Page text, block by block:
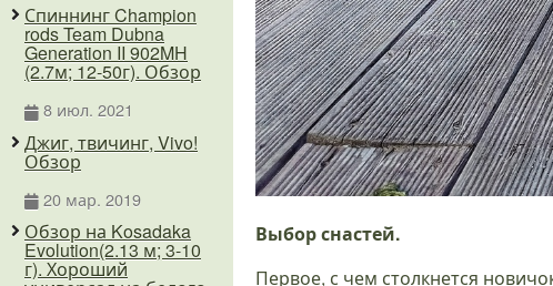
Выбор снастей.
Первое, с чем столкнется
Спиннинг Champion
rods Team Dubna
Generation II 902MH
(2.7м; 12-50г). Обзор
8 июл. 2021
Джиг, твичинг, Vivo!
Обзор
20 мар. 2019
Обзор на Kosadaka
Evolution(2.13 м; 3-10
г). Хороший